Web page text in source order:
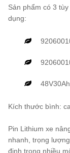
Sản phẩm có 3
dụng:
Kích thước bình:
Pin Lithium xe
nhanh, trọng
định trong nhiều